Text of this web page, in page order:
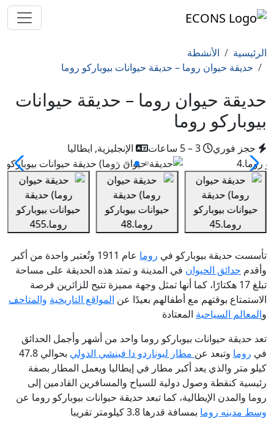
الرئيسية
الأنشطة
حديقة حيوان روما – حديقة حيوانات بيوباركو روما
حديقة حيوان روما – حديقة حيوانات
بيوباركو روما
حجز فوري الإنجليزية, ايطاليا
تأسست حديقة بيوباركو في روما
عام 1911 وتُعتبر واحدة من أكبر
وأقدم حدائق الحيوان في المدينة و تمتد هذه الحديقة على مساحة
تبلغ 17 هكتارًا، كما أنها تمثل وجهة مميزة تتيح للزائرين فرصة
الاستمتاع بوقتهم مع أطفالهم بعيدًا عن المواقع التاريخية والمتاحف
والمعالم السياحية المعتادة
تعد حديقة حيوانات بيوباركو روما واحد من أشهر وأجمل الحدائق
في روما وتبعد عن مطار ليوناردو دا فينشي الدولي
بحوالي 47.8
كيلو متر والذي يعد أكبر مطار في إيطاليا ويعمل المطار بصفة
رئيسية كنقطة وصول دولية للسياح والمسافرين القادمين إلى
روما والمدن الإيطالية، كما تبعد حديقة حيوانات بيوباركو روما عن
وسط مدينه روما بمسافة قدرها 3.8 كيلومتر تقريبا